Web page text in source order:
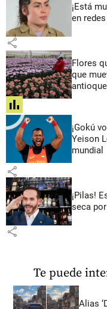
¡Está
en
share
Flores
que
share
¡Gokú
Yeison
mundial
share
¡Pilas!
seca
share
Te puede
Alias